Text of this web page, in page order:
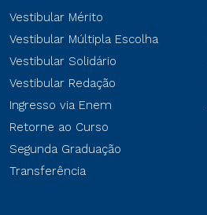
Vestibular Mérito
Vestibular Múltipla Escolha
Vestibular Solidário
Vestibular Redação
Ingresso via Enem
Retorne ao Curso
Segunda Graduação
Transferência